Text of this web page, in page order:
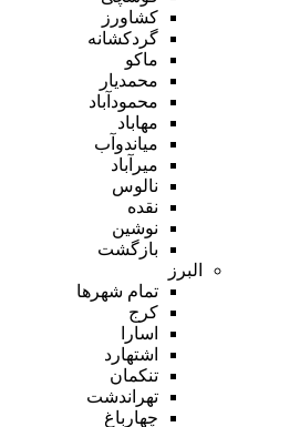
کشاورز
گردکشانه
ماکو
محمدیار
محمودآباد
مهاباد
میاندوآب
میرآباد
نالوس
نقده
نوشین
بازگشت
البرز
تمام شهر‌ها
کرج
اسارا
اشتهارد
تنکمان
تهراندشت
چهارباغ